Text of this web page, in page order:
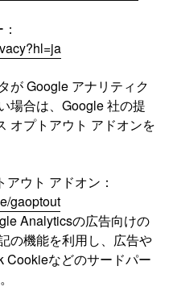
が Google アナリティク
場合は、Google 社の提
オプトアウト アドオンを
ウト アドオン：
gaoptout
Analyticsの広告向けの
の機能を利用し、広告や
Cookieなどのサードパー